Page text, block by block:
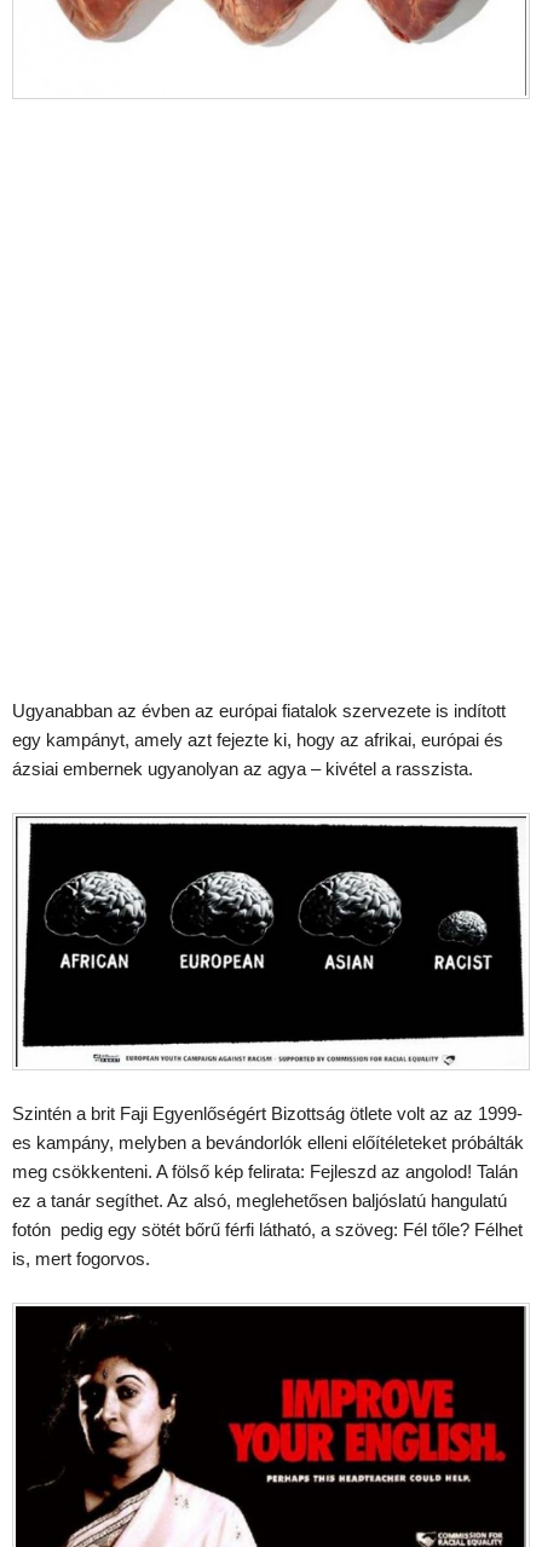
Ugyanabban az évben az európai fiatalok szervezete is indított
egy kampányt, amely azt fejezte ki, hogy az afrikai, európai és
ázsiai embernek ugyanolyan az agya – kivétel a rasszista.
Szintén a brit Faji Egyenlőségért Bizottság ötlete volt az az 1999-
es kampány, melyben a bevándorlók elleni előítéleteket próbálták
meg csökkenteni. A fölső kép felirata: Fejleszd az angolod! Talán
ez a tanár segíthet. Az alsó, meglehetősen baljóslatú hangulatú
fotón pedig egy sötét bőrű férfi látható, a szöveg: Fél tőle? Félhet
is, mert fogorvos.